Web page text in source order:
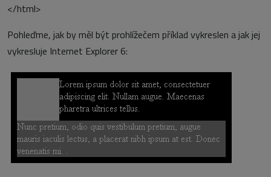
</html>
Pohleďme, jak by měl být prohlížečem příklad vykreslen a jak jej
vykresluje Internet Explorer 6: